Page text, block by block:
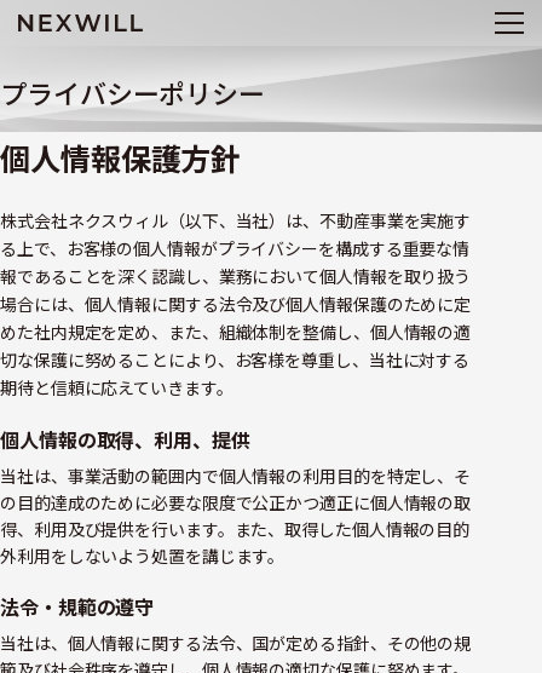
プライバシーポリシー
個人情報保護方針
株式会社ネクスウィル（以下、当社）は、不動産事業を実施す
る上で、お客様の個人情報がプライバシーを構成する重要な情
報であることを深く認識し、業務において個人情報を取り扱う
場合には、個人情報に関する法令及び個人情報保護のために定
めた社内規定を定め、また、組織体制を整備し、個人情報の適
切な保護に努めることにより、お客様を尊重し、当社に対する
期待と信頼に応えていきます。
個人情報の取得、利用、提供
当社は、事業活動の範囲内で個人情報の利用目的を特定し、そ
の目的達成のために必要な限度で公正かつ適正に個人情報の取
得、利用及び提供を行います。また、取得した個人情報の目的
外利用をしないよう処置を講じます。
法令・規範の遵守
当社は、個人情報に関する法令、国が定める指針、その他の規